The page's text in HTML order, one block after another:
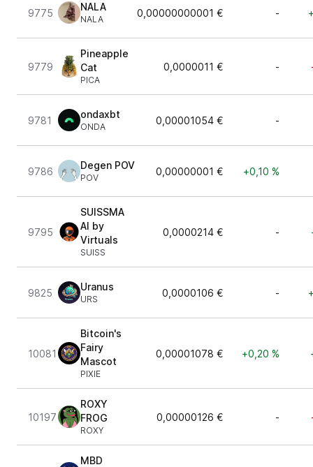
9775
NALA
NALA
0,00000000001 € -
9779
Pineapple
Cat
PICA
0,0000011 € -
9781
ondaxbt
ONDA
0,00001054 € -
9786
Degen POV
POV
0,00000001 € +0,10 %
9795
SUISSMA
AI by
Virtuals
SUISS
0,0000214 € -
9825
Uranus
URS
0,0000106 € -
10081
Bitcoin's
Fairy
Mascot
PIXIE
0,00001078 € +0,20 %
10197
ROXY
FROG
ROXY
0,00000126 € -
MBD